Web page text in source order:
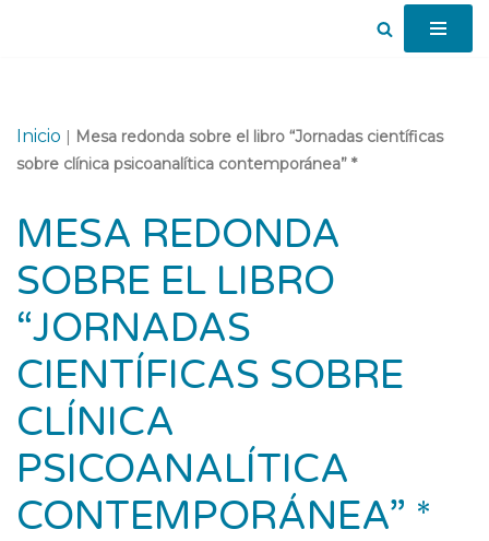
Inicio | Mesa redonda sobre el libro “Jornadas científicas
sobre clínica psicoanalítica contemporánea” *
MESA REDONDA
SOBRE EL LIBRO
“JORNADAS
CIENTÍFICAS SOBRE
CLÍNICA
PSICOANALÍTICA
CONTEMPORÁNEA” *